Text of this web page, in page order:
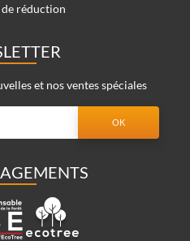
de réduction
et nos ventes spéciales